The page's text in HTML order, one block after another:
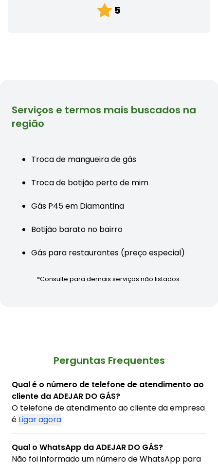
5
Serviços e termos mais buscados na
região
Troca de mangueira de gás
Troca de botijão perto de mim
Gás P45 em Diamantina
Botijão barato no bairro
Gás para restaurantes (preço especial)
*Consulte para demais serviços não listados.
Perguntas Frequentes
Qual é o número de telefone de atendimento ao
cliente da ADEJAR DO GÁS?
O telefone de atendimento ao cliente da empresa
é Ligar agora
Qual o WhatsApp da ADEJAR DO GÁS?
Não foi informado um número de WhatsApp para